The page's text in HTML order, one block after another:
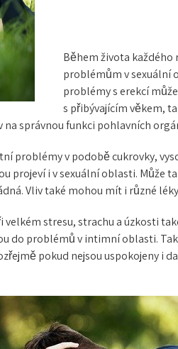
Během života každého
problémům v sexuální
problémy s erekcí
s přibývajícím věkem,
správnou funkci pohlavních
problémy v podobě cukrovky,
projeví i v sexuální oblasti. Může
Vliv také mohou mít i různé
velkém stresu, strachu a úzkosti
do problémů v intimní oblasti.
pokud nejsou uspokojeny i